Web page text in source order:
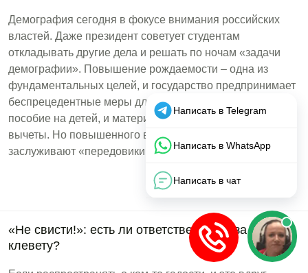
Демография сегодня в фокусе внимания российских
властей. Даже президент советует студентам
откладывать другие дела и решать по ночам «задачи
демографии». Повышение рождаемости – одна из
фундаментальных целей, и государство предпринимает
беспрецедентные меры для ее стимулирования. Это и
пособие на детей, и материнский капитал, и налоговые
вычеты. Но повышенного внимания в этом вопросе
заслуживают «передовики...
«Не свисти!»: есть ли ответственность за
клевету?